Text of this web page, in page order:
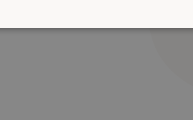
Strikt nödvändiga kakor tillåter